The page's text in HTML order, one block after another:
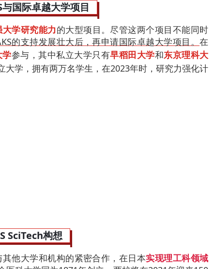
国际卓越大学项目
大学研究能力的大型项目。 尽管这两个项目不能同时
的支持发展壮大后，再申请国际卓越大学项目。在
学参与，其中私立大学只有早稻田大学和东京理科大
大学，拥有两万名学生，在2023年时，研究力强化计
SciTech构想
其他大学和机构的紧密合作，在日本实现理工科领域